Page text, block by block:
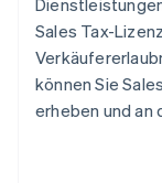
Sales Tax-
können Sie
erheben und an